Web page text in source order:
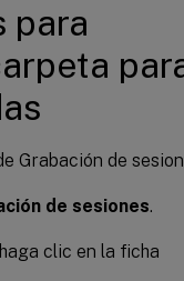
para
Grabación de
de sesiones.
clic en la ficha